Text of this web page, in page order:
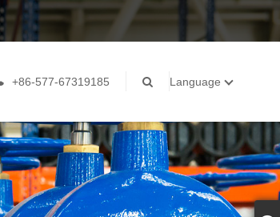
+86-577-67319185 Language